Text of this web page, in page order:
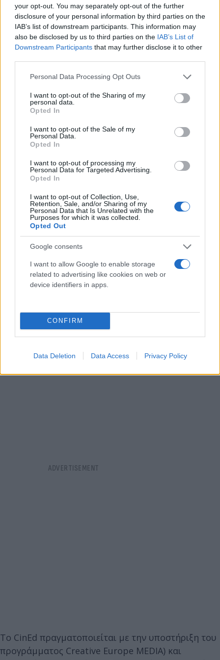
your opt-out. You may separately opt-out of the further
disclosure of your personal information by third parties on the
IAB’s list of downstream participants. This information may
also be disclosed by us to third parties on the IAB’s List of
Downstream Participants that may further disclose it to other
Please note that this website/app uses one or more Google
not limited to your visit or usage behaviour. You may click to
grant or deny consent to Google and its third-party tags to
use your data for below specified purposes in below Google
consent section.
Personal Data Processing Opt Outs
I want to opt-out of the Sharing of my
personal data.
Opted In
I want to opt-out of the Sale of my
Personal Data.
Opted In
I want to opt-out of processing my
Personal Data for Targeted Advertising.
Opted In
I want to opt-out of Collection, Use,
Retention, Sale, and/or Sharing of my
Personal Data that Is Unrelated with the
Purposes for which it was collected.
Opted Out
Google consents
I want to allow Google to enable storage
related to advertising like cookies on web or
device identifiers in apps.
CONFIRM
Data Deletion Data Access Privacy Policy
«Ανοίγει έτσι ένα παράθυρο στο ελληνικό
ντοκιμαντέρ, που γίνεται μέρος του ευρωπαϊκού
Ελλάδος, και πρόεδρος της ταινιοθήκης, Μαρία
Κομνηνού.
Όπως ενημέρωσε η ίδια, το πρόγραμμα CinEd
καθοδηγήθηκε μεταξύ 2015 και 2020 από το
της Γαλλικής Ταινιοθήκης και από τον Οκτώβριο
του 2020 καθοδηγείται από την Ταινιοθήκη της
Πορτογαλίας /Cinemateca Portuguesa στη
Λισαβόνα, με τη συμμετοχή δώδεκα εταίρων και
τριών συνεργαζόμενων εταίρων, που όλοι
ασχολούνται με την κινηματογραφική εκπαίδευση,
καθώς και ενός τεχνολογικού παρόχου. Οι άλλοι
φορείς/εταίροι εδρεύουν στην Ισπανία, την Ιταλία,
τη Βουλγαρία, την Τσεχική Δημοκρατία, τη
Γερμανία, την Κροατία, τη Φινλανδία, τη Λιθουανία,
Το CinEd πραγματοποιείται με την υποστήριξη του
προγράμματος Creative Europe MΕDIA) και